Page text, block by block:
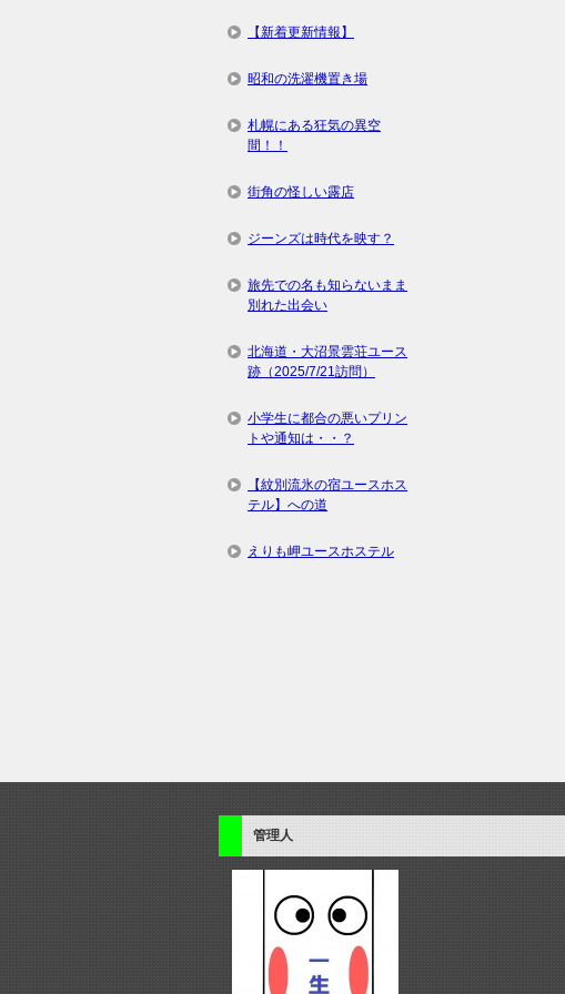
【新着更新情報】
昭和の洗濯機置き場
札幌にある狂気の異空
間！！
街角の怪しい露店
ジーンズは時代を映す？
旅先での名も知らないまま
別れた出会い
北海道・大沼景雲荘ユース
跡（2025/7/21訪問）
小学生に都合の悪いプリン
トや通知は・・？
【紋別流氷の宿ユースホス
テル】への道
えりも岬ユースホステル
管理人